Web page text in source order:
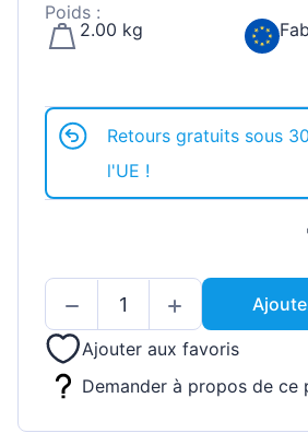
Poids :
2.00 kg
Retours gratuits sous
l'UE !
Ajouter aux favoris
Demander à propos de ce